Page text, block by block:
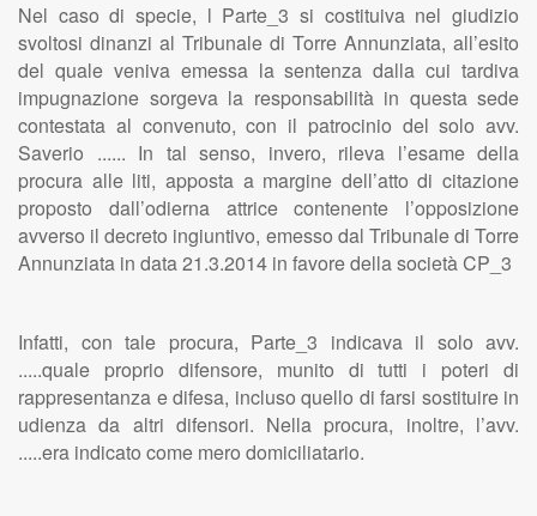
Nel caso di specie, l Parte_3 si costituiva nel giudizio
svoltosi dinanzi al Tribunale di Torre Annunziata, all’esito
del quale veniva emessa la sentenza dalla cui tardiva
impugnazione sorgeva la responsabilità in questa sede
contestata al convenuto, con il patrocinio del solo avv.
Saverio ...... In tal senso, invero, rileva l’esame della
procura alle liti, apposta a margine dell’atto di citazione
proposto dall’odierna attrice contenente l’opposizione
avverso il decreto ingiuntivo, emesso dal Tribunale di Torre
Annunziata in data 21.3.2014 in favore della società CP_3
Infatti, con tale procura, Parte_3 indicava il solo avv.
.....quale proprio difensore, munito di tutti i poteri di
rappresentanza e difesa, incluso quello di farsi sostituire in
udienza da altri difensori. Nella procura, inoltre, l’avv.
.....era indicato come mero domiciliatario.